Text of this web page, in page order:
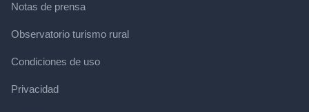
Notas de prensa
Observatorio turismo rural
Condiciones de uso
Privacidad